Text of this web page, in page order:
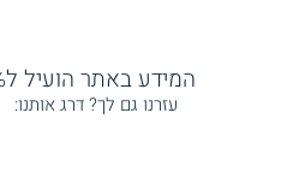
המידע באתר הועיל ל87% מהגולשים.
עזרנו גם לך? דרג אותנו: